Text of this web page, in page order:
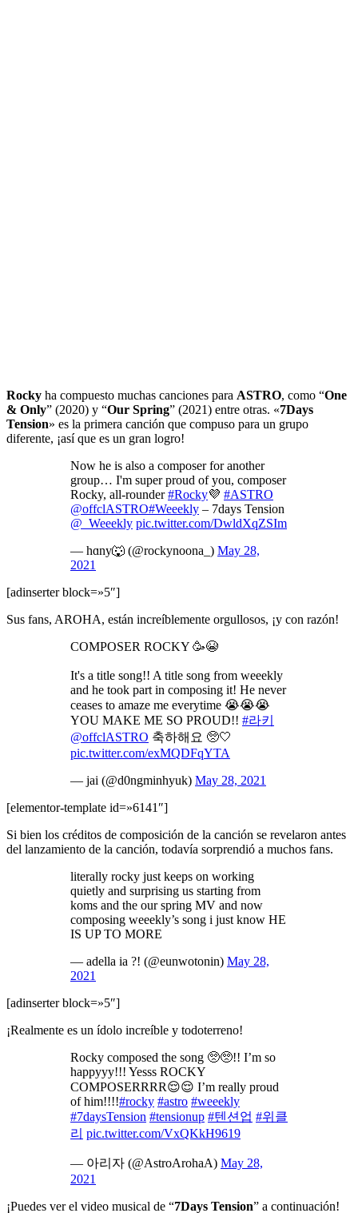
Rocky ha compuesto muchas canciones para ASTRO, como “One
& Only” (2020) y “Our Spring” (2021) entre otras. «7Days
Tension» es la primera canción que compuso para un grupo
diferente, ¡así que es un gran logro!
Now he is also a composer for another
group… I'm super proud of you, composer
Rocky, all-rounder#Rocky💜 #ASTRO
@offclASTRO#Weeekly – 7days Tension
@_Weeekly pic.twitter.com/DwldXqZSIm
— hɑny🐺 (@rockynoona_) May 28,
2021
[adinserter block=»5″]
Sus fans, AROHA, están increíblemente orgullosos, ¡y con razón!
COMPOSER ROCKY 🥳😭
It's a title song!! A title song from weeekly
and he took part in composing it! He never
ceases to amaze me everytime 😭😭😭
YOU MAKE ME SO PROUD!! #라키
@offclASTRO 축하해요 🥺🤍
pic.twitter.com/exMQDFqYTA
— jai (@d0ngminhyuk) May 28, 2021
[elementor-template id=»6141″]
Si bien los créditos de composición de la canción se revelaron antes
del lanzamiento de la canción, todavía sorprendió a muchos fans.
literally rocky just keeps on working
quietly and surprising us starting from
koms and the our spring MV and now
composing weeekly’s song i just know HE
IS UP TO MORE
— adella ia ?! (@eunwotonin) May 28,
2021
[adinserter block=»5″]
¡Realmente es un ídolo increíble y todoterreno!
Rocky composed the song 🥺🥺!! I’m so
happyyy!!! Yesss ROCKY
COMPOSERRRR😌😌 I’m really proud
of him!!!!#rocky #astro #weeekly
#7daysTension #tensionup #텐션업 #위클
리 pic.twitter.com/VxQKkH9619
— 아리자 (@AstroArohaA) May 28,
2021
¡Puedes ver el video musical de “7Days Tension” a continuación!